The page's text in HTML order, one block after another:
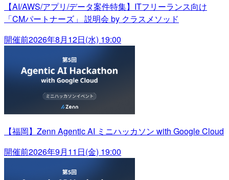
【AI/AWS/アプリ/データ案件特集】ITフリーランス向け
「CMパートナーズ」 説明会 by クラスメソッド
開催前2026年8月12日(水) 19:00
【福岡】Zenn Agentic AI ミニハッカソン with Google Cloud
開催前2026年9月11日(金) 19:00